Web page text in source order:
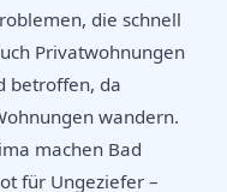
die schnell
Privatwohnungen
betroffen, da
wandern.
machen Bad
für Ungeziefer –